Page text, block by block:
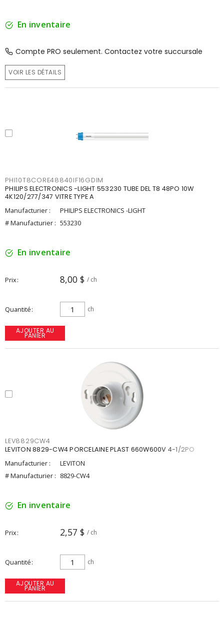
En inventaire
Compte PRO seulement. Contactez votre succursale
VOIR LES DÉTAILS
PHI10T8CORE48840IF16GDIM
PHILIPS ELECTRONICS -LIGHT 553230 TUBE DEL T8 48PO 10W
4K120/277/347 VITRE TYPE A
Manufacturier :
PHILIPS ELECTRONICS -LIGHT
# Manufacturier : 553230
En inventaire
Prix 8,00 $ / ch
Quantité ch
AJOUTER AU
PANIER
LEV8829CW4
LEVITON 8829-CW4 PORCELAINE PLAST 660W600V 4-1/2PO
Manufacturier :
LEVITON
# Manufacturier : 8829-CW4
En inventaire
Prix 2,57 $ / ch
Quantité ch
AJOUTER AU
PANIER